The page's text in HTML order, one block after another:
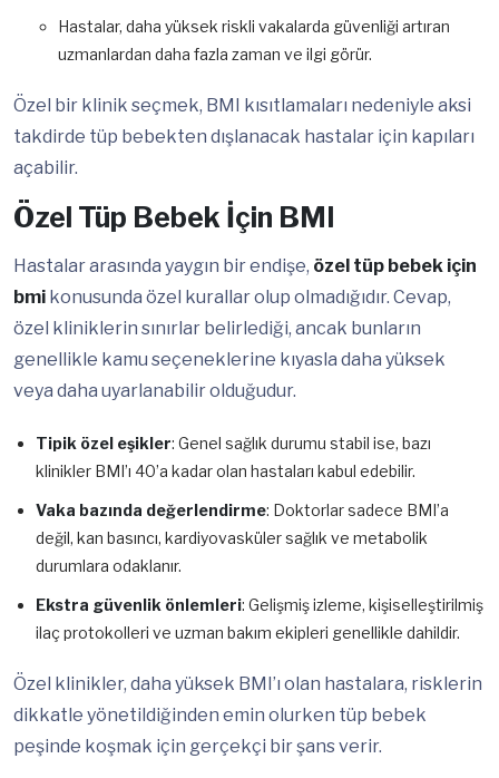
Hastalar, daha yüksek riskli vakalarda güvenliği artıran
uzmanlardan daha fazla zaman ve ilgi görür.
Özel bir klinik seçmek, BMI kısıtlamaları nedeniyle aksi
takdirde tüp bebekten dışlanacak hastalar için kapıları
açabilir.
Özel Tüp Bebek İçin BMI
Hastalar arasında yaygın bir endişe, özel tüp bebek için
bmi konusunda özel kurallar olup olmadığıdır. Cevap,
özel kliniklerin sınırlar belirlediği, ancak bunların
genellikle kamu seçeneklerine kıyasla daha yüksek
veya daha uyarlanabilir olduğudur.
Tipik özel eşikler: Genel sağlık durumu stabil ise, bazı
klinikler BMI’ı 40’a kadar olan hastaları kabul edebilir.
Vaka bazında değerlendirme: Doktorlar sadece BMI’a
değil, kan basıncı, kardiyovasküler sağlık ve metabolik
durumlara odaklanır.
Ekstra güvenlik önlemleri: Gelişmiş izleme, kişiselleştirilmiş
ilaç protokolleri ve uzman bakım ekipleri genellikle dahildir.
Özel klinikler, daha yüksek BMI’ı olan hastalara, risklerin
dikkatle yönetildiğinden emin olurken tüp bebek
peşinde koşmak için gerçekçi bir şans verir.